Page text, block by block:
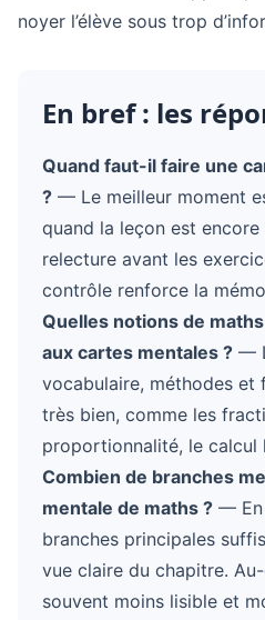
noyer l’élève sous trop
En bref : les
Quand faut-il faire une
? — Le meilleur moment
quand la leçon est
relecture avant les
contrôle renforce la
Quelles notions de
aux cartes mentales ? —
vocabulaire, méthodes et
très bien, comme les
proportionnalité, le
Combien de branches
mentale de maths ? — En
branches principales
vue claire du chapitre.
souvent moins lisible et